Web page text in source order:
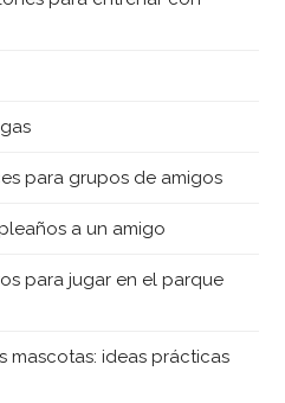
para grupos de amigos
a un amigo
para jugar en el parque
mascotas: ideas prácticas